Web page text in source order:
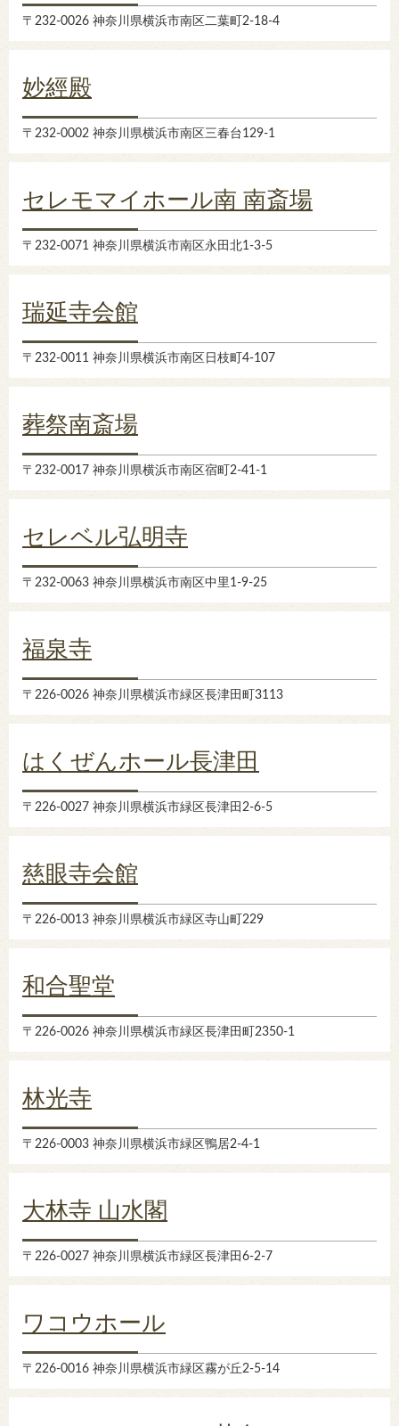
〒232-0026 神奈川県横浜市南区二葉町2-18-4
妙經殿
〒232-0002 神奈川県横浜市南区三春台129-1
セレモマイホール南 南斎場
〒232-0071 神奈川県横浜市南区永田北1-3-5
瑞延寺会館
〒232-0011 神奈川県横浜市南区日枝町4-107
葬祭南斎場
〒232-0017 神奈川県横浜市南区宿町2-41-1
セレベル弘明寺
〒232-0063 神奈川県横浜市南区中里1-9-25
福泉寺
〒226-0026 神奈川県横浜市緑区長津田町3113
はくぜんホール長津田
〒226-0027 神奈川県横浜市緑区長津田2-6-5
慈眼寺会館
〒226-0013 神奈川県横浜市緑区寺山町229
和合聖堂
〒226-0026 神奈川県横浜市緑区長津田町2350-1
林光寺
〒226-0003 神奈川県横浜市緑区鴨居2-4-1
大林寺 山水閣
〒226-0027 神奈川県横浜市緑区長津田6-2-7
ワコウホール
〒226-0016 神奈川県横浜市緑区霧が丘2-5-14